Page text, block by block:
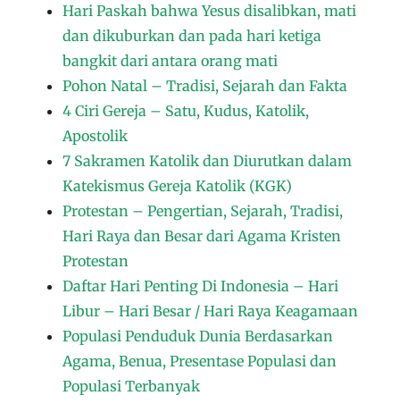
Hari Paskah bahwa Yesus disalibkan, mati
dan dikuburkan dan pada hari ketiga
bangkit dari antara orang mati
Pohon Natal – Tradisi, Sejarah dan Fakta
4 Ciri Gereja – Satu, Kudus, Katolik,
Apostolik
7 Sakramen Katolik dan Diurutkan dalam
Katekismus Gereja Katolik (KGK)
Protestan – Pengertian, Sejarah, Tradisi,
Hari Raya dan Besar dari Agama Kristen
Protestan
Daftar Hari Penting Di Indonesia – Hari
Libur – Hari Besar / Hari Raya Keagamaan
Populasi Penduduk Dunia Berdasarkan
Agama, Benua, Presentase Populasi dan
Populasi Terbanyak